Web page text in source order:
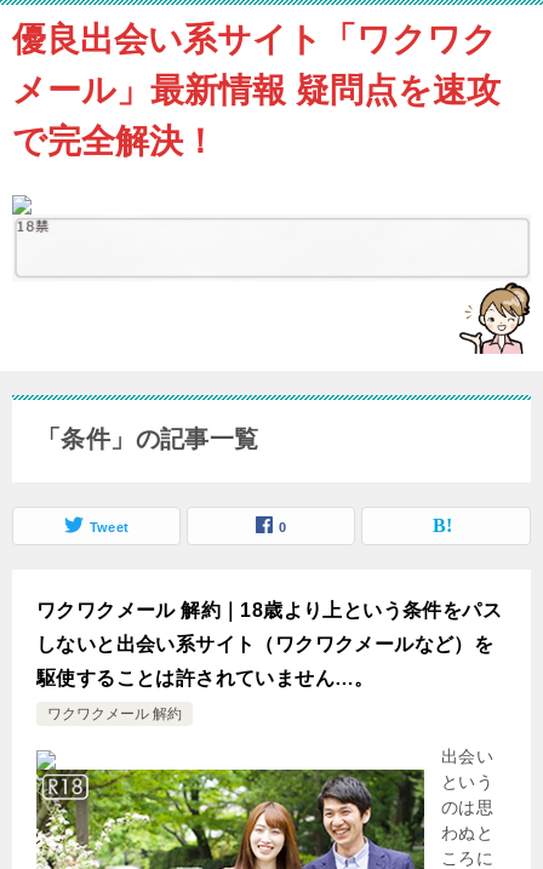
優良出会い系サイト「ワクワク
メール」最新情報 疑問点を速攻
で完全解決！
「条件」の記事一覧
Tweet 0
ワクワクメール 解約｜18歳より上という条件をパス
しないと出会い系サイト（ワクワクメールなど）を
駆使することは許されていません…。
ワクワクメール 解約
出会い
という
のは思
わぬと
ころに